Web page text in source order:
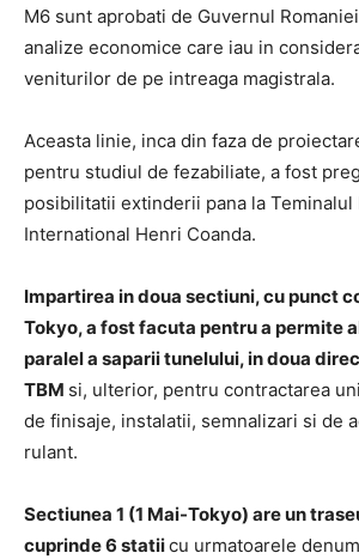
M6 sunt aprobati de Guvernul
analize economice care iau in
veniturilor de pe intreaga magistrala.
Aceasta linie, inca din faza de
pentru studiul de fezabiliate, a fost
posibilitatii extinderii pana la
International Henri Coanda.
Impartirea in doua sectiuni, cu punct
Tokyo, a fost facuta pentru a permite
paralel a saparii tunelului, in doua
TBM si, ulterior, pentru contractarea
de finisaje, instalatii, semnalizari si de
rulant.
Sectiunea 1 (1 Mai-Tokyo) are un
cuprinde 6 statiicu urmatoarele